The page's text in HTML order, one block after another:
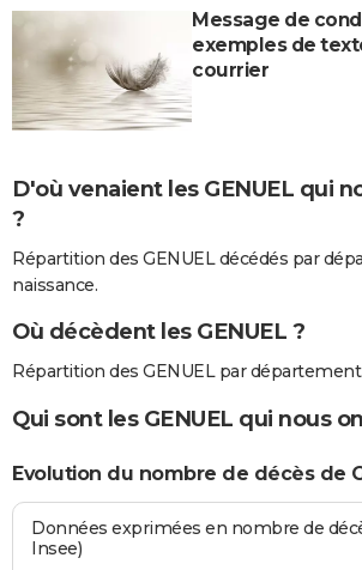
Message de
exemples de
courrier
D'où venaient les GENUEL qui
?
Répartition des GENUEL décédés par
naissance.
Où décèdent les GENUEL ?
Répartition des GENUEL par département
Qui sont les GENUEL qui nous
Evolution du nombre de décès de
Données exprimées en nombre de
Insee)